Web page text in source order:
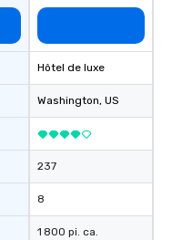
Hôtel de luxe
Washington, US
237
8
1 800 pi. ca.